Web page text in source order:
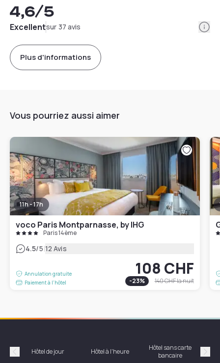
4,6/5
Excellentsur 37 avis
Plus d'informations
Vous pourriez aussi aimer
11h - 17h
voco Paris Montparnasse, by IHG
Paris 14ème
4.5/5|12 Avis
Annulation gratuite
Paiement à l'hôtel
108 CHF
-23% 140 CHFla nuit
Précédent
Hôtel de jour Hôtel à l'heure
Hôtel sans carte
bancaire